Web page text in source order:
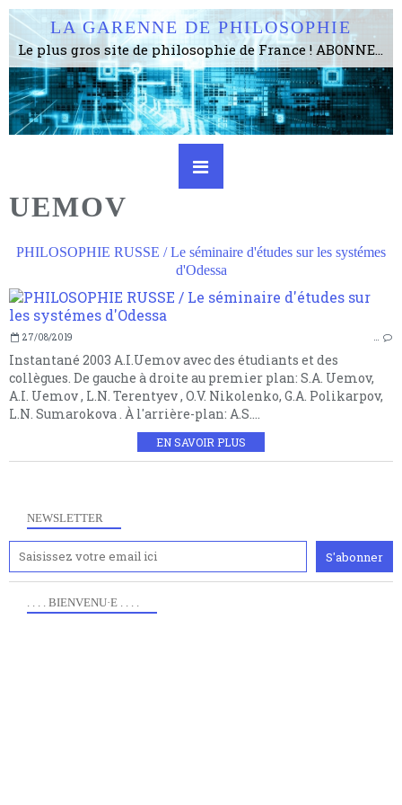
LA GARENNE DE PHILOSOPHIE
Le plus gros site de philosophie de France ! ABONNEZ-VOUS ! 4115 Articles, 1634 abonné·e·s, depuis 2006 . . . . . . . . 2 852 214 pages vues jusqu'à présent. Prestance et être apte à un plus grand nombre de choses.
UEMOV
PHILOSOPHIE RUSSE / Le séminaire d'études sur les systémes
d'Odessa
27/08/2019 …
Instantané 2003 A.I.Uemov avec des étudiants et des
collègues. De gauche à droite au premier plan: S.A. Uemov,
A.I. Uemov , L.N. Terentyev , O.V. Nikolenko, G.A. Polikarpov,
L.N. Sumarokova . À l'arrière-plan: A.S....
EN SAVOIR PLUS
NEWSLETTER
. . . . BIENVENU·E . . . .